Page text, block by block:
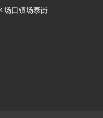
场口镇场泰街